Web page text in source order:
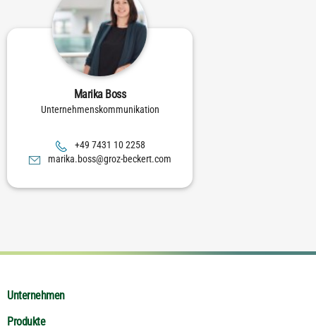
Marika Boss
Unternehmenskommunikation
8522 01 1347 94+
moc.trekceb-zorg@ssob.akiram
Unternehmen
Produkte